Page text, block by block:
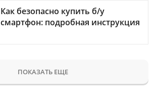
Как безопасно купить б/у
смартфон: подробная инструкция
ПОКАЗАТЬ ЕЩЕ